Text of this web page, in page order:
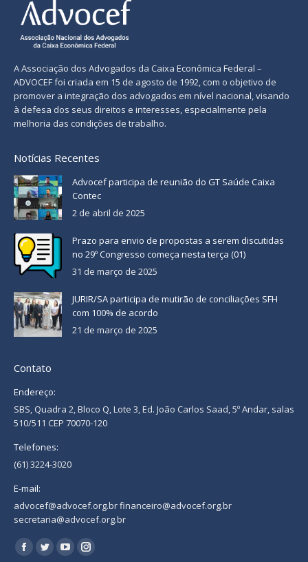
A Associação dos Advogados da Caixa Econômica Federal –
ADVOCEF foi criada em 15 de agosto de 1992, com o objetivo de
promover a integração dos advogados em nível nacional, visando
à defesa dos seus direitos e interesses, especialmente pela
melhoria das condições de trabalho.
Notícias Recentes
Advocef participa de reunião do GT Saúde Caixa
Contec
2 de abril de 2025
Prazo para envio de propostas a serem discutidas
no 29º Congresso começa nesta terça (01)
31 de março de 2025
JURIR/SA participa de mutirão de conciliações SFH
com 100% de acordo
21 de março de 2025
Contato
Endereço:
SBS, Quadra 2, Bloco Q, Lote 3, Ed. João Carlos Saad, 5º Andar, salas
510/511 CEP 70070-120
Telefones:
(61) 3224-3020
E-mail:
advocef@advocef.org.br financeiro@advocef.org.br
secretaria@advocef.org.br
Encontre-nos em:
Facebook
TwitterYouTubeInstagram